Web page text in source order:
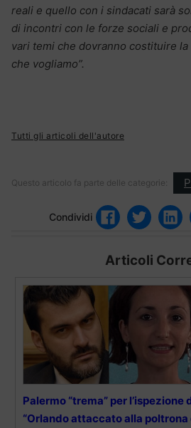
reali e quello con i sindacati sarà
di incontri con le forze sociali e
vari temi che dovranno costituire
che vogliamo”.
Tutti gli articoli dell'autore
Questo articolo fa parte delle categorie:
Condividi
Articoli
Palermo “trema” per l’ispezione
“Orlando attaccato alla poltrona